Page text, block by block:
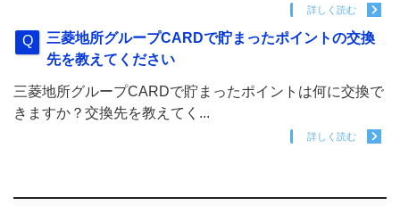
詳しく読む
三菱地所グループCARDで貯まったポイントの交換
先を教えてください
三菱地所グループCARDで貯まったポイントは何に交換で
きますか？交換先を教えてく...
詳しく読む